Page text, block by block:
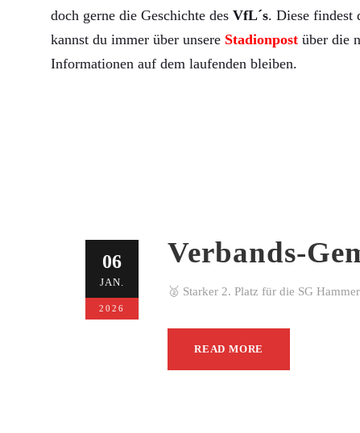
doch gerne die Geschichte des VfL´s. Diese findest
kannst du immer über unsere Stadionpost über die
Informationen auf dem laufenden bleiben.
06
JAN.
2026
Verbands-
🥈 Starker 2. Platz für die SG
READ MORE